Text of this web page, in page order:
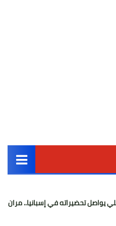
أخبار مصرفي إسبانيا.. مران صباحي قوي